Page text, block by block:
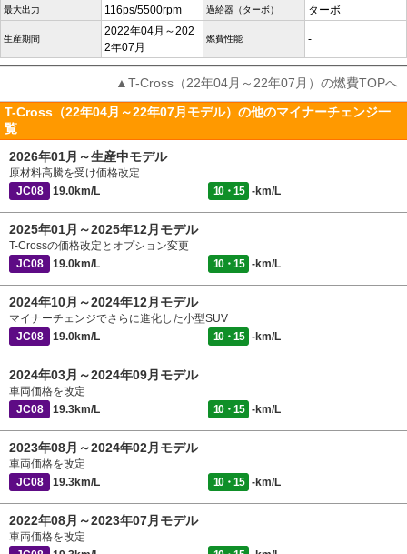
最大出力 116ps/5500rpm 過給器（ターボ） ターボ
生産期間
2022年04月～202
2年07月
燃費性能 -
▲T-Cross（22年04月～22年07月）の燃費TOPへ
T-Cross（22年04月～22年07月モデル）の他のマイナーチェンジ一
覧
2026年01月～生産中モデル
原材料高騰を受け価格改定
JC08
19.0km/L 10・15 -km/L
2025年01月～2025年12月モデル
T-Crossの価格改定とオプション変更
JC08
19.0km/L 10・15 -km/L
2024年10月～2024年12月モデル
マイナーチェンジでさらに進化した小型SUV
JC08
19.0km/L 10・15 -km/L
2024年03月～2024年09月モデル
車両価格を改定
JC08
19.3km/L 10・15 -km/L
2023年08月～2024年02月モデル
車両価格を改定
JC08
19.3km/L 10・15 -km/L
2022年08月～2023年07月モデル
車両価格を改定